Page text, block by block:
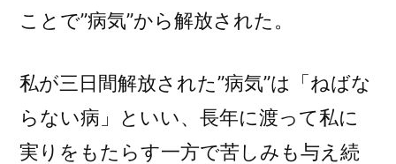
ことで”病気”から解放された。
私が三日間解放された”病気”は「ねばな
らない病」といい、長年に渡って私に
実りをもたらす一方で苦しみも与え続